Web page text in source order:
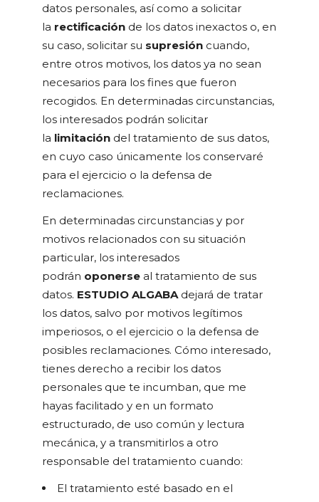
datos personales, así como a solicitar
la rectificación de los datos inexactos o, en
su caso, solicitar su supresión cuando,
entre otros motivos, los datos ya no sean
necesarios para los fines que fueron
recogidos. En determinadas circunstancias,
los interesados podrán solicitar
la limitación del tratamiento de sus datos,
en cuyo caso únicamente los conservaré
para el ejercicio o la defensa de
reclamaciones.
En determinadas circunstancias y por
motivos relacionados con su situación
particular, los interesados
podrán oponerse al tratamiento de sus
datos. ESTUDIO ALGABA dejará de tratar
los datos, salvo por motivos legítimos
imperiosos, o el ejercicio o la defensa de
posibles reclamaciones. Cómo interesado,
tienes derecho a recibir los datos
personales que te incumban, que me
hayas facilitado y en un formato
estructurado, de uso común y lectura
mecánica, y a transmitirlos a otro
responsable del tratamiento cuando:
El tratamiento esté basado en el